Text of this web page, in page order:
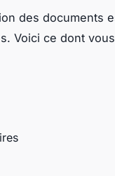
des documents
Voici ce dont